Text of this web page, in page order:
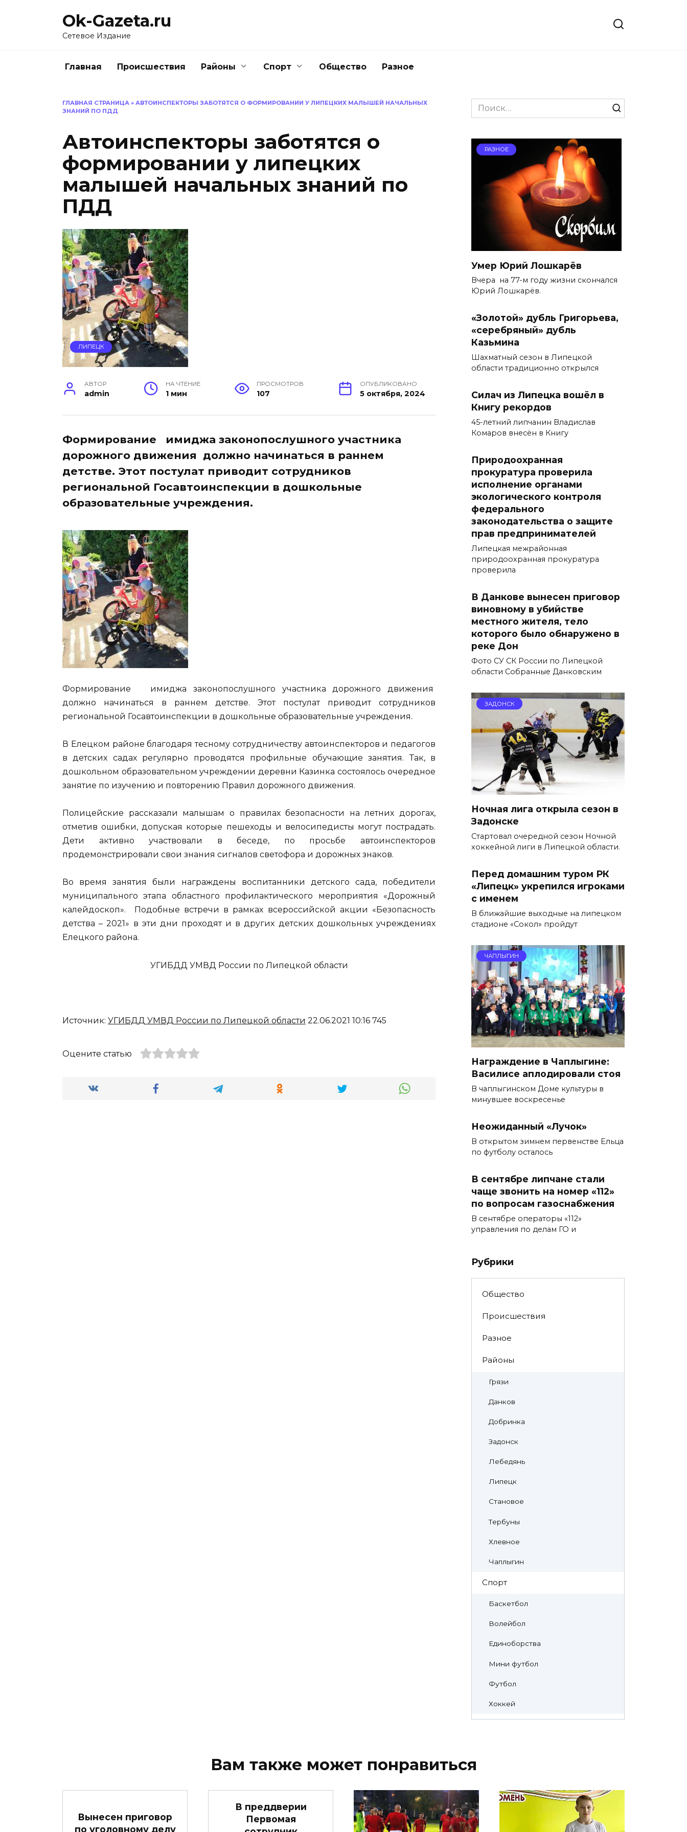
Ok-Gazeta.ru
Сетевое Издание
Главная Происшествия Районы Спорт Общество Разное
ГЛАВНАЯ СТРАНИЦА » АВТОИНСПЕКТОРЫ ЗАБОТЯТСЯ О ФОРМИРОВАНИИ У ЛИПЕЦКИХ МАЛЫШЕЙ НАЧАЛЬНЫХ
ЗНАНИЙ ПО ПДД
Автоинспекторы заботятся о
формировании у липецких
малышей начальных знаний по
ПДД
ЛИПЕЦК
АВТОР
admin
НА ЧТЕНИЕ
1 мин
ПРОСМОТРОВ
107
ОПУБЛИКОВАНО
5 октября, 2024
Формирование имиджа законопослушного участника
дорожного движения должно начинаться в раннем
детстве. Этот постулат приводит сотрудников
региональной Госавтоинспекции в дошкольные
образовательные учреждения.
Формирование имиджа законопослушного участника дорожного движения
должно начинаться в раннем детстве. Этот постулат приводит сотрудников
региональной Госавтоинспекции в дошкольные образовательные учреждения.
В Елецком районе благодаря тесному сотрудничеству автоинспекторов и педагогов
в детских садах регулярно проводятся профильные обучающие занятия. Так, в
дошкольном образовательном учреждении деревни Казинка состоялось очередное
занятие по изучению и повторению Правил дорожного движения.
Полицейские рассказали малышам о правилах безопасности на летних дорогах,
отметив ошибки, допуская которые пешеходы и велосипедисты могут пострадать.
Дети активно участвовали в беседе, по просьбе автоинспекторов
продемонстрировали свои знания сигналов светофора и дорожных знаков.
Во время занятия были награждены воспитанники детского сада, победители
муниципального этапа областного профилактического мероприятия «Дорожный
калейдоскоп». Подобные встречи в рамках всероссийской акции «Безопасность
детства – 2021» в эти дни проходят и в других детских дошкольных учреждениях
Елецкого района.
УГИБДД УМВД России по Липецкой области
Источник: УГИБДД УМВД России по Липецкой области 22.06.2021 10:16 745
Оцените статью
Search
for:
РАЗНОЕ
Умер Юрий Лошкарёв
Вчера на 77-м году жизни скончался
Юрий Лошкарёв.
«Золотой» дубль Григорьева,
«серебряный» дубль
Казьмина
Шахматный сезон в Липецкой
области традиционно открылся
Силач из Липецка вошёл в
Книгу рекордов
45-летний липчанин Владислав
Комаров внесён в Книгу
Природоохранная
прокуратура проверила
исполнение органами
экологического контроля
федерального
законодательства о защите
прав предпринимателей
Липецкая межрайонная
природоохранная прокуратура
проверила
В Данкове вынесен приговор
виновному в убийстве
местного жителя, тело
которого было обнаружено в
реке Дон
Фото СУ СК России по Липецкой
области Собранные Данковским
ЗАДОНСК
Ночная лига открыла сезон в
Задонске
Стартовал очередной сезон Ночной
хоккейной лиги в Липецкой области.
Перед домашним туром РК
«Липецк» укрепился игроками
с именем
В ближайшие выходные на липецком
стадионе «Сокол» пройдут
ЧАПЛЫГИН
Награждение в Чаплыгине:
Василисе аплодировали стоя
В чаплыгинском Доме культуры в
минувшее воскресенье
Неожиданный «Лучок»
В открытом зимнем первенстве Ельца
по футболу осталось
В сентябре липчане стали
чаще звонить на номер «112»
по вопросам газоснабжения
В сентябре операторы «112»
управления по делам ГО и
Рубрики
Общество
Происшествия
Разное
Районы
Грязи
Данков
Добринка
Задонск
Лебедянь
Липецк
Становое
Тербуны
Хлевное
Чаплыгин
Спорт
Баскетбол
Волейбол
Единоборства
Мини футбол
Футбол
Хоккей
Вам также может понравиться
Вынесен приговор
по уголовному делу
В преддверии
Первомая